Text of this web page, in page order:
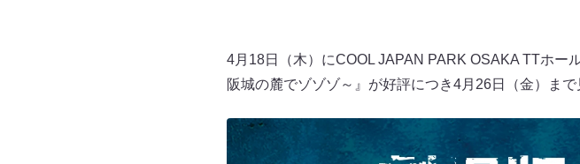
4月18日（木）にCOOL JAPAN PARK OSAKA TTホー
阪城の麓でゾゾゾ～』が好評につき4月26日（金）まで